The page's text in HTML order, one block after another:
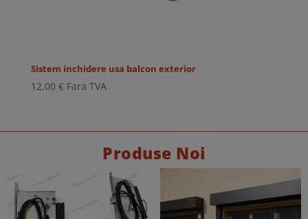
Sistem inchidere usa balcon exterior
12,00 € Fara TVA
Produse Noi